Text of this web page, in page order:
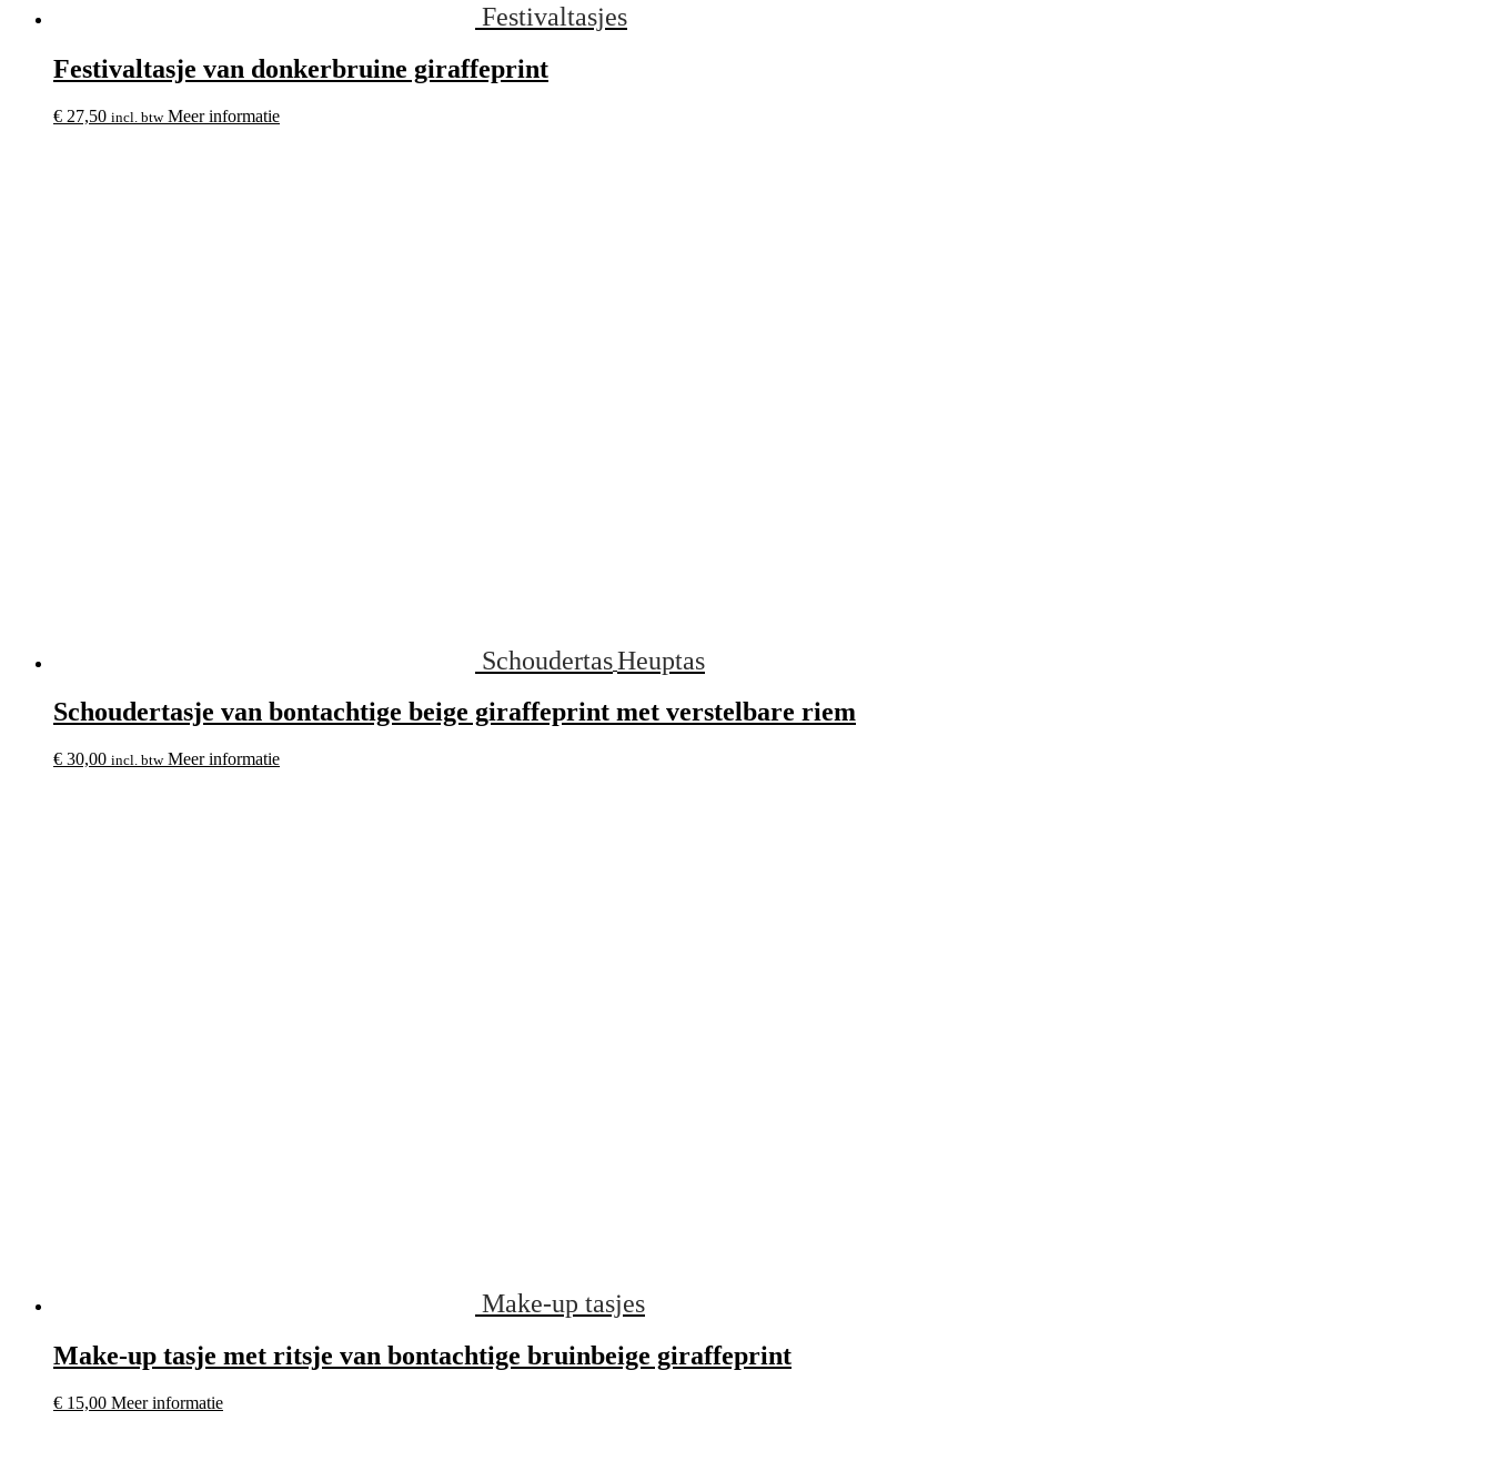
Festivaltasjes
Festivaltasje van donkerbruine giraffeprint
€ 27,50 incl. btw Meer informatie
SchoudertasHeuptas
Schoudertasje van bontachtige beige giraffeprint met verstelbare riem
€ 30,00 incl. btw Meer informatie
Make-up tasjes
Make-up tasje met ritsje van bontachtige bruinbeige giraffeprint
€ 15,00 Meer informatie